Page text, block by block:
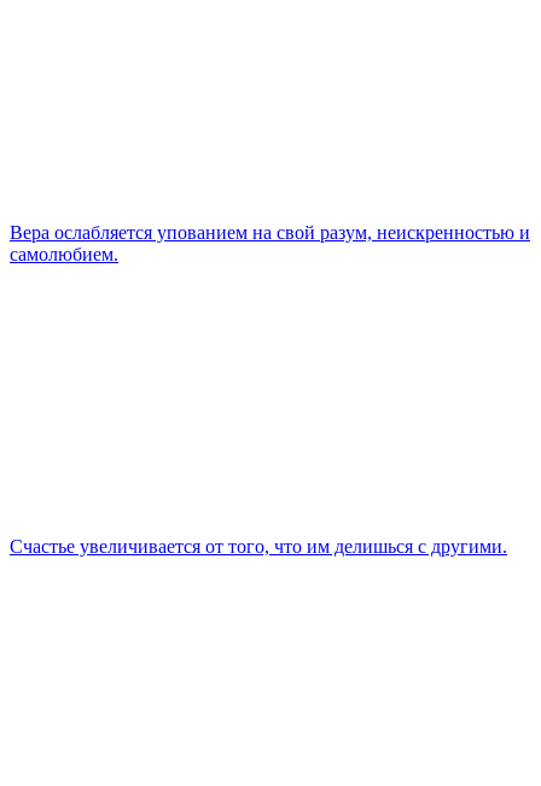
Вера ослабляется упованием на свой разум, неискренностью и
самолюбием.
Счастье увеличивается от того, что им делишься с другими.